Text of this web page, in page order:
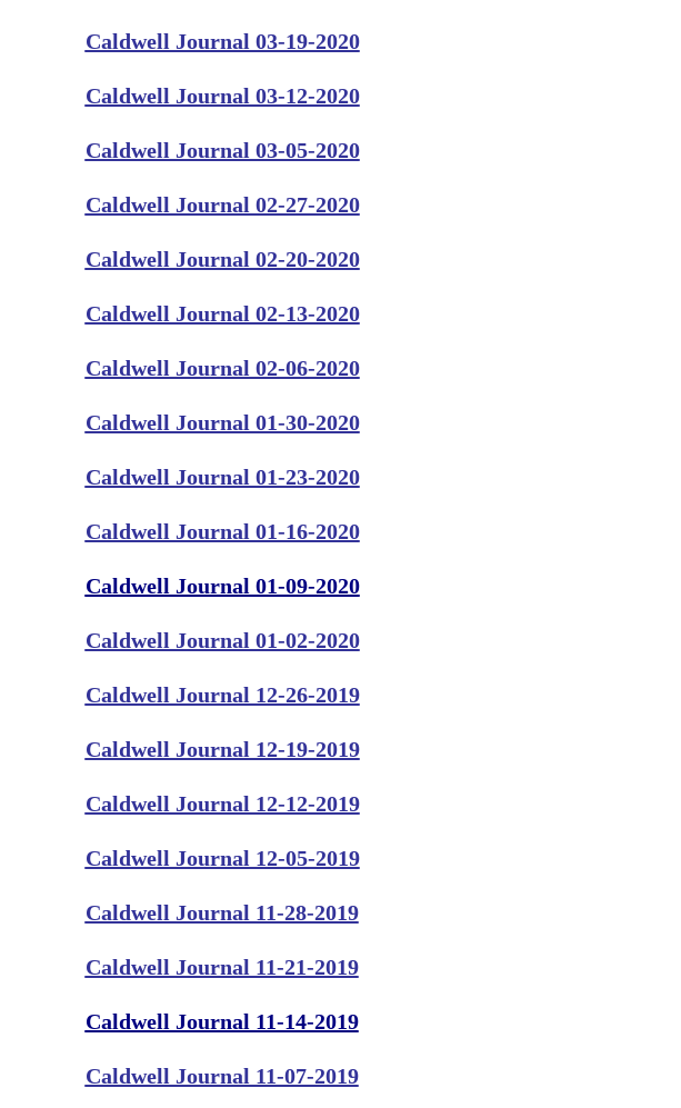
Caldwell Journal 03-19-2020
Caldwell Journal 03-12-2020
Caldwell Journal 03-05-2020
Caldwell Journal 02-27-2020
Caldwell Journal 02-20-2020
Caldwell Journal 02-13-2020
Caldwell Journal 02-06-2020
Caldwell Journal 01-30-2020
Caldwell Journal 01-23-2020
Caldwell Journal 01-16-2020
Caldwell Journal 01-09-2020
Caldwell Journal 01-02-2020
Caldwell Journal 12-26-2019
Caldwell Journal 12-19-2019
Caldwell Journal 12-12-2019
Caldwell Journal 12-05-2019
Caldwell Journal 11-28-2019
Caldwell Journal 11-21-2019
Caldwell Journal 11-14-2019
Caldwell Journal 11-07-2019